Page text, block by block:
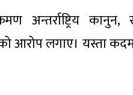
कानुन,
लगाए। यस्ता